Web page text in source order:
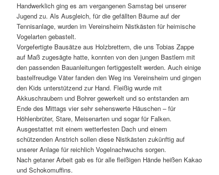
Handwerklich ging es am vergangenen Samstag bei unserer
Jugend zu. Als Ausgleich, für die gefällten Bäume auf der
Tennisanlage, wurden im Vereinsheim Nistkästen für heimische
Vogelarten gebastelt.
Vorgefertigte Bausätze aus Holzbrettern, die uns Tobias Zappe
auf Maß zugesägte hatte, konnten von den jungen Bastlern mit
den passenden Bauanleitungen fertiggestellt werden. Auch einige
bastelfreudige Väter fanden den Weg ins Vereinsheim und gingen
den Kids unterstützend zur Hand. Fleißig wurde mit
Akkuschraubern und Bohrer gewerkelt und so entstanden am
Ende des Mittags vier sehr sehenswerte Häuschen – für
Höhlenbrüter, Stare, Meisenarten und sogar für Falken.
Ausgestattet mit einem wetterfesten Dach und einem
schützenden Anstrich sollen diese Nistkästen zukünftig auf
unserer Anlage für reichlich Vogelnachwuchs sorgen.
Nach getaner Arbeit gab es für alle fleißigen Hände heißen Kakao
und Schokomuffins.